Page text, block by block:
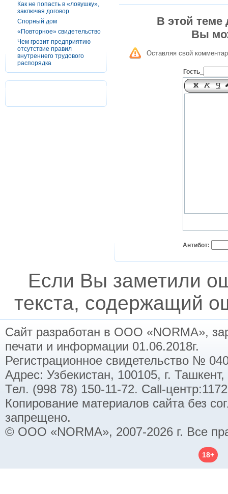
Как не попасть в «ловушку»,
заключая договор
Спорный дом
«Повторное» свидетельство
Чем грозит предприятию
отсутствие правил
внутреннего трудового
распорядка
В этой теме
Вы
Оставляя свой
Гость_
Антибот:
Если Вы заметили
текста, содержащий
Сайт разработан в ООО «NORMA»,
печати и информации 01.06.2018г.
Регистрационное свидетельство №
Адрес: Узбекистан, 100105, г.
Тел. (998 78) 150-11-72. Call-
Копирование материалов сайта без
запрещено.
© ООО «NORMA», 2007-2026 г. Все
18+